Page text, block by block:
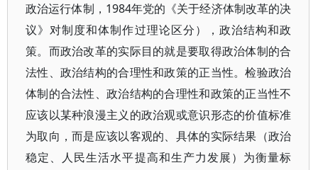
政治运行体制，1984年党的《关于经济体制改革的决
议》对制度和体制作过理论区分），政治结构和政
策。而政治改革的实际目的就是要取得政治体制的合
法性、政治结构的合理性和政策的正当性。检验政治
体制的合法性、政治结构的合理性和政策的正当性不
应该以某种浪漫主义的政治观或意识形态的价值标准
为取向，而是应该以客观的、具体的实际结果（政治
稳定、人民生活水平提高和生产力发展）为衡量标